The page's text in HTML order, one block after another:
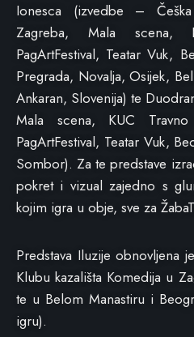
Ionesca (izvedbe –
Zagreba, Mala scena,
PagArtFestival, Teatar Vuk,
Pregrada, Novalja, Osijek,
Ankaran, Slovenija) te
Mala scena, KUC
PagArtFestival, Teatar Vuk,
Sombor). Za te predstave
pokret i vizual zajedno s
kojim igra u obje, sve za
Predstava Iluzije obnovljena
Klubu kazališta Komedija u
te u Belom Manastiru i
igru).